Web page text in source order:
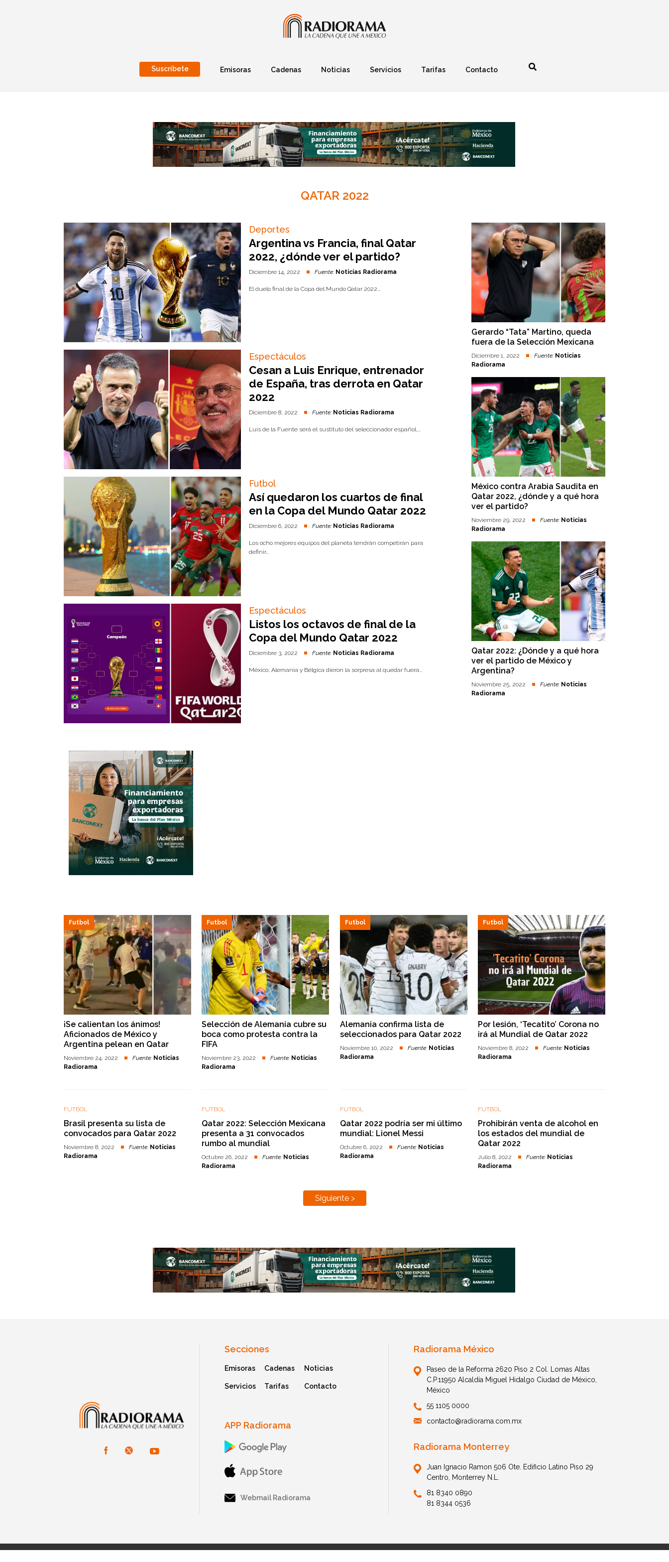
Suscríbete Emisoras Cadenas Noticias Servicios Tarifas Contacto
QATAR 2022
Deportes
Argentina vs Francia, final Qatar
2022, ¿dónde ver el partido?
Diciembre 14, 2022 Fuente: Noticias Radiorama
El duelo final de la Copa del Mundo Qatar 2022...
Espectáculos
Cesan a Luis Enrique, entrenador
de España, tras derrota en Qatar
2022
Diciembre 8, 2022 Fuente: Noticias Radiorama
Luis de la Fuente será el sustituto del seleccionador español,...
Futbol
Así quedaron los cuartos de final
en la Copa del Mundo Qatar 2022
Diciembre 6, 2022 Fuente: Noticias Radiorama
Los ocho mejores equipos del planeta tendrán competirán para
definir...
Espectáculos
Listos los octavos de final de la
Copa del Mundo Qatar 2022
Diciembre 3, 2022 Fuente: Noticias Radiorama
México, Alemania y Bélgica dieron la sorpresa al quedar fuera...
Gerardo “Tata” Martino, queda
fuera de la Selección Mexicana
Diciembre 1, 2022 Fuente: Noticias
Radiorama
México contra Arabia Saudita en
Qatar 2022, ¿dónde y a qué hora
ver el partido?
Noviembre 29, 2022 Fuente: Noticias
Radiorama
Qatar 2022: ¿Dónde y a qué hora
ver el partido de México y
Argentina?
Noviembre 25, 2022 Fuente: Noticias
Radiorama
Futbol
¡Se calientan los ánimos!
Aficionados de México y
Argentina pelean en Qatar
Noviembre 24, 2022 Fuente: Noticias
Radiorama
Futbol
Selección de Alemania cubre su
boca como protesta contra la
FIFA
Noviembre 23, 2022 Fuente: Noticias
Radiorama
Futbol
Alemania confirma lista de
seleccionados para Qatar 2022
Noviembre 10, 2022 Fuente: Noticias
Radiorama
Futbol
Por lesión, ‘Tecatito’ Corona no
irá al Mundial de Qatar 2022
Noviembre 8, 2022 Fuente: Noticias
Radiorama
FUTBOL
Brasil presenta su lista de
convocados para Qatar 2022
Noviembre 8, 2022 Fuente: Noticias
Radiorama
FUTBOL
Qatar 2022: Selección Mexicana
presenta a 31 convocados
rumbo al mundial
Octubre 26, 2022 Fuente: Noticias
Radiorama
FUTBOL
Qatar 2022 podría ser mi último
mundial: Lionel Messi
Octubre 6, 2022 Fuente: Noticias
Radiorama
FUTBOL
Prohibirán venta de alcohol en
los estados del mundial de
Qatar 2022
Julio 8, 2022 Fuente: Noticias
Radiorama
Siguiente >
Secciones
Emisoras Cadenas Noticias
Servicios Tarifas Contacto
APP Radiorama
Webmail Radiorama
Radiorama México
Paseo de la Reforma 2620 Piso 2 Col. Lomas Altas
C.P.11950 Alcaldía Miguel Hidalgo Ciudad de México,
México
55 1105 0000
contacto@radiorama.com.mx
Radiorama Monterrey
Juan Ignacio Ramon 506 Ote. Edificio Latino Piso 29
Centro, Monterrey N.L.
81 8340 0890
81 8344 0536